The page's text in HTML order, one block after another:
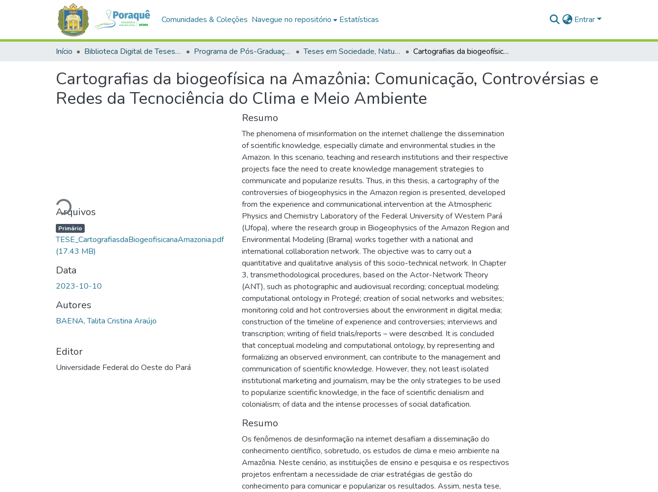
Comunidades & Coleções Navegue no repositório Estatísticas Entrar
Início Biblioteca Digital de Teses e Dissertações (BDTD) Programa de Pós-Graduação em Sociedade, Natureza e Desenvolvimento (PPGSND) Teses em Sociedade, Natureza e Desenvolvimento (Doutorado) Cartografias da biogeofísica na Amazônia: Comunicação, Controvérsias e Redes da Tecnociência do Clima e Meio Ambiente
Cartografias da biogeofísica na Amazônia: Comunicação, Controvérsias e
Redes da Tecnociência do Clima e Meio Ambiente
Carregando...
Arquivos
Primário
TESE_CartografiasdaBiogeofisicanaAmazonia.pdf
(17.43 MB)
Data
2023-10-10
Autores
BAENA, Talita Cristina Araújo
Editor
Universidade Federal do Oeste do Pará
Resumo
The phenomena of misinformation on the internet challenge the dissemination
of scientific knowledge, especially climate and environmental studies in the
Amazon. In this scenario, teaching and research institutions and their respective
projects face the need to create knowledge management strategies to
communicate and popularize results. Thus, in this thesis, a cartography of the
controversies of biogeophysics in the Amazon region is presented, developed
from the experience and communicational intervention at the Atmospheric
Physics and Chemistry Laboratory of the Federal University of Western Pará
(Ufopa), where the research group in Biogeophysics of the Amazon Region and
Environmental Modeling (Brama) works together with a national and
international collaboration network. The objective was to carry out a
quantitative and qualitative analysis of this socio-technical network. In Chapter
3, transmethodological procedures, based on the Actor-Network Theory
(ANT), such as photographic and audiovisual recording; conceptual modeling;
computational ontology in Protegé; creation of social networks and websites;
monitoring cold and hot controversies about the environment in digital media;
construction of the timeline of experience and controversies; interviews and
transcription; writing of field trials/reports – were described. It is concluded
that conceptual modeling and computational ontology, by representing and
formalizing an observed environment, can contribute to the management and
communication of scientific knowledge. However, they, not least isolated
institutional marketing and journalism, may be the only strategies to be used
to popularize scientific knowledge, in the face of scientific denialism and
colonialism; of data and the intense processes of social datafication.
Resumo
Os fenômenos de desinformação na internet desafiam a disseminação do
conhecimento científico, sobretudo, os estudos de clima e meio ambiente na
Amazônia. Neste cenário, as instituições de ensino e pesquisa e os respectivos
projetos enfrentam a necessidade de criar estratégias de gestão do
conhecimento para comunicar e popularizar os resultados. Assim, nesta tese,